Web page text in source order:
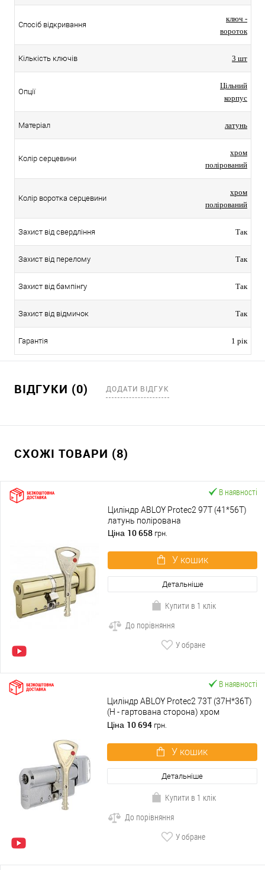
Спосіб відкривання
ключ -
вороток
Кількість ключів 3 шт
Опції
Цільний
корпус
Матеріал латунь
Колір серцевини
хром
полірований
Колір воротка серцевини
хром
полірований
Захист від свердління Так
Захист від перелому Так
Захист від бампінгу Так
Захист від відмичок Так
Гарантія 1 рік
ВІДГУКИ (0) ДОДАТИ ВІДГУК
СХОЖІ ТОВАРИ (8)
В наявності
Циліндр ABLOY Protec2 97T (41*56T)
латунь полірована
Ціна 10 658 грн.
У кошик
Детальніше
Купити в 1 клік
До порівняння
У обране
В наявності
Циліндр ABLOY Protec2 73T (37H*36T)
(H - гартована сторона) хром
полірований
Ціна 10 694 грн.
У кошик
Детальніше
Купити в 1 клік
До порівняння
У обране